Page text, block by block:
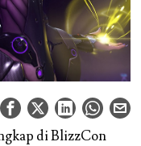
di BlizzCon